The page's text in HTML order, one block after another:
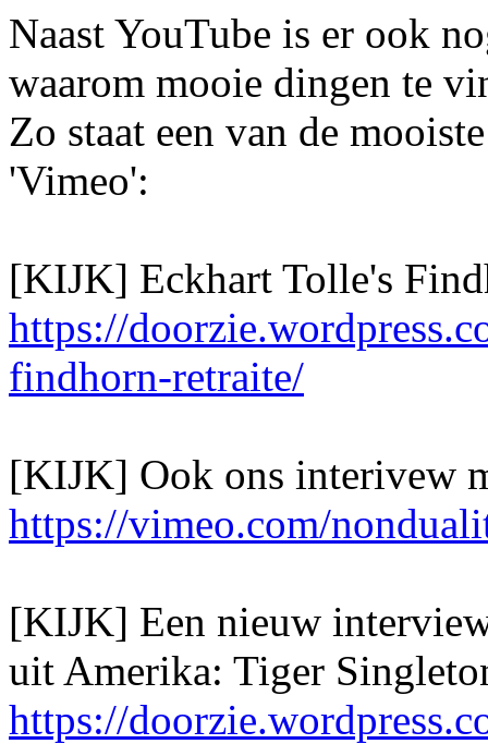
Naast YouTube is er ook
waarom mooie dingen te
Zo staat een van de
'Vimeo':
[KIJK] Eckhart Tolle's
https://
findhorn-retraite/
[KIJK] Ook ons interivew
https://vimeo.com/
[KIJK] Een nieuw
uit Amerika: Tiger
https://